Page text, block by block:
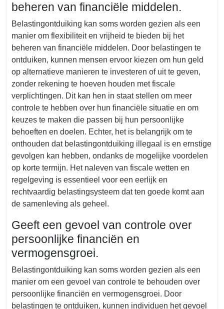
beheren van financiële middelen.
Belastingontduiking kan soms worden gezien als een
manier om flexibiliteit en vrijheid te bieden bij het
beheren van financiële middelen. Door belastingen te
ontduiken, kunnen mensen ervoor kiezen om hun geld
op alternatieve manieren te investeren of uit te geven,
zonder rekening te hoeven houden met fiscale
verplichtingen. Dit kan hen in staat stellen om meer
controle te hebben over hun financiële situatie en om
keuzes te maken die passen bij hun persoonlijke
behoeften en doelen. Echter, het is belangrijk om te
onthouden dat belastingontduiking illegaal is en ernstige
gevolgen kan hebben, ondanks de mogelijke voordelen
op korte termijn. Het naleven van fiscale wetten en
regelgeving is essentieel voor een eerlijk en
rechtvaardig belastingsysteem dat ten goede komt aan
de samenleving als geheel.
Geeft een gevoel van controle over
persoonlijke financiën en
vermogensgroei.
Belastingontduiking kan soms worden gezien als een
manier om een gevoel van controle te behouden over
persoonlijke financiën en vermogensgroei. Door
belastingen te ontduiken, kunnen individuen het gevoel